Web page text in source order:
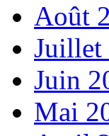
Août
Juillet
Juin
Mai